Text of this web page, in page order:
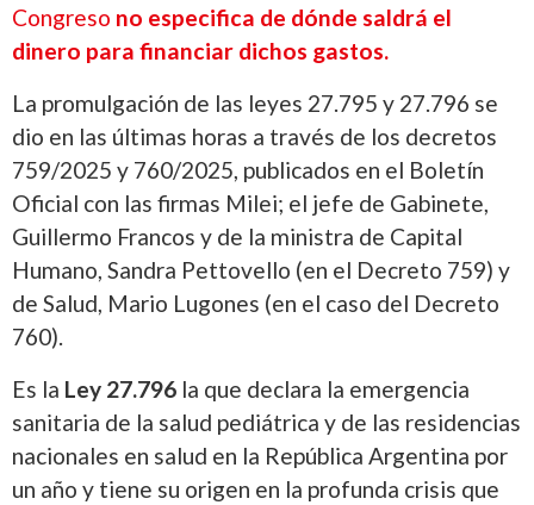
Congreso no especifica de dónde saldrá el
dinero para financiar dichos gastos.
La promulgación de las leyes 27.795 y 27.796 se
dio en las últimas horas a través de los decretos
759/2025 y 760/2025, publicados en el Boletín
Oficial con las firmas Milei; el jefe de Gabinete,
Guillermo Francos y de la ministra de Capital
Humano, Sandra Pettovello (en el Decreto 759) y
de Salud, Mario Lugones (en el caso del Decreto
760).
Es la Ley 27.796 la que declara la emergencia
sanitaria de la salud pediátrica y de las residencias
nacionales en salud en la República Argentina por
un año y tiene su origen en la profunda crisis que